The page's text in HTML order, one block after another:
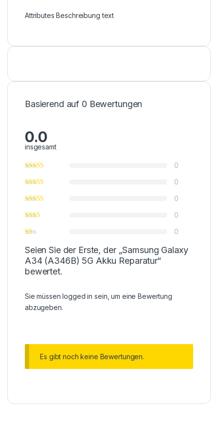
Attributes Beschreibung text
Basierend auf 0 Bewertungen
0.0
insgesamt
0
0
0
0
0
Seien Sie der Erste, der „Samsung Galaxy
A34 (A346B) 5G Akku Reparatur“
bewertet.
Sie müssenlogged in sein, um eine Bewertung
abzugeben.
Es gibt noch keine Bewertungen.